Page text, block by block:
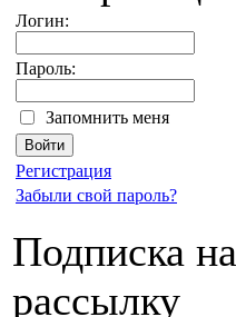
Логин:
Пароль:
Запомнить меня
Регистрация
Забыли свой пароль?
Подписка на
рассылку